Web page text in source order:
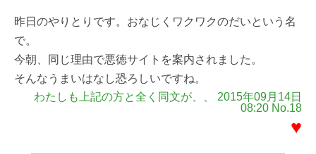
昨日のやりとりです。おなじくワクワクのだいという名
で。
今朝、同じ理由で悪徳サイトを案内されました。
そんなうまいはなし恐ろしいですね。
わたしも上記の方と全く同文が、、 2015年09月14日
08:20 No.18
♥